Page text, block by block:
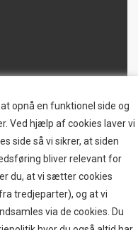
opnå en funktionel side og
Ved hjælp af cookies laver vi
side så vi sikrer, at siden
bliver relevant for
du, at vi sætter cookies
tredjeparter), og at vi
via de cookies. Du